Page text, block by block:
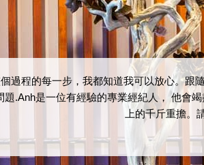
過程的每一步，我都知道我可以放心。跟
題.Anh是一位有經驗的專業經紀人， 他會
上的千斤重擔。